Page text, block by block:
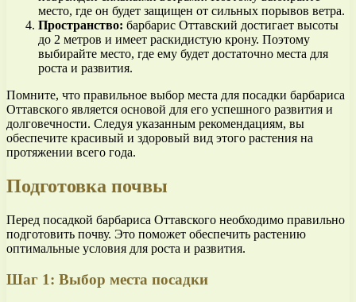
место, где он будет защищен от сильных порывов ветра.
Пространство: барбарис Оттавский достигает высоты
до 2 метров и имеет раскидистую крону. Поэтому
выбирайте место, где ему будет достаточно места для
роста и развития.
Помните, что правильное выбор места для посадки барбариса
Оттавского является основой для его успешного развития и
долговечности. Следуя указанным рекомендациям, вы
обеспечите красивый и здоровый вид этого растения на
протяжении всего года.
Подготовка почвы
Перед посадкой барбариса Оттавского необходимо правильно
подготовить почву. Это поможет обеспечить растению
оптимальные условия для роста и развития.
Шаг 1: Выбор места посадки